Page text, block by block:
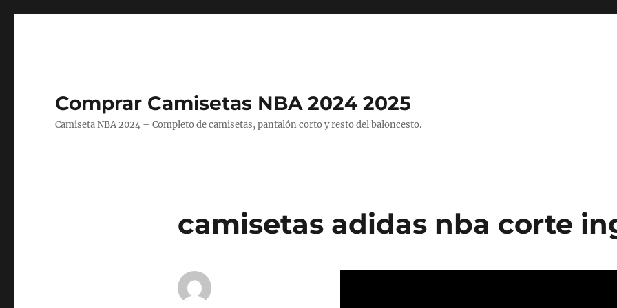
Comprar Camisetas NBA 2024 2025
Camiseta NBA 2024 – Completo de camisetas, pantalón corto y resto del baloncesto.
camisetas adidas nba corte